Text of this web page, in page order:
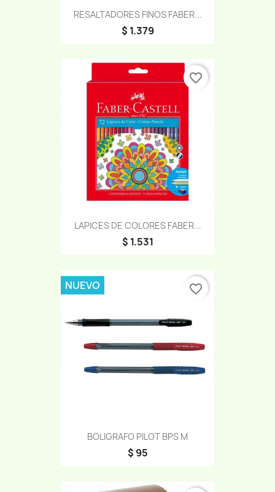
RESALTADORES FINOS FABER...
$ 1.379
LAPICES DE COLORES FABER...
$ 1.531
favorite_border
BOLIGRAFO PILOT BPS M
$ 95
NUEVO favorite_border